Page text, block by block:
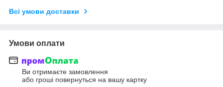
Всі умови доставки
Умови оплати
Ви отримаєте замовлення
або гроші повернуться на вашу картку